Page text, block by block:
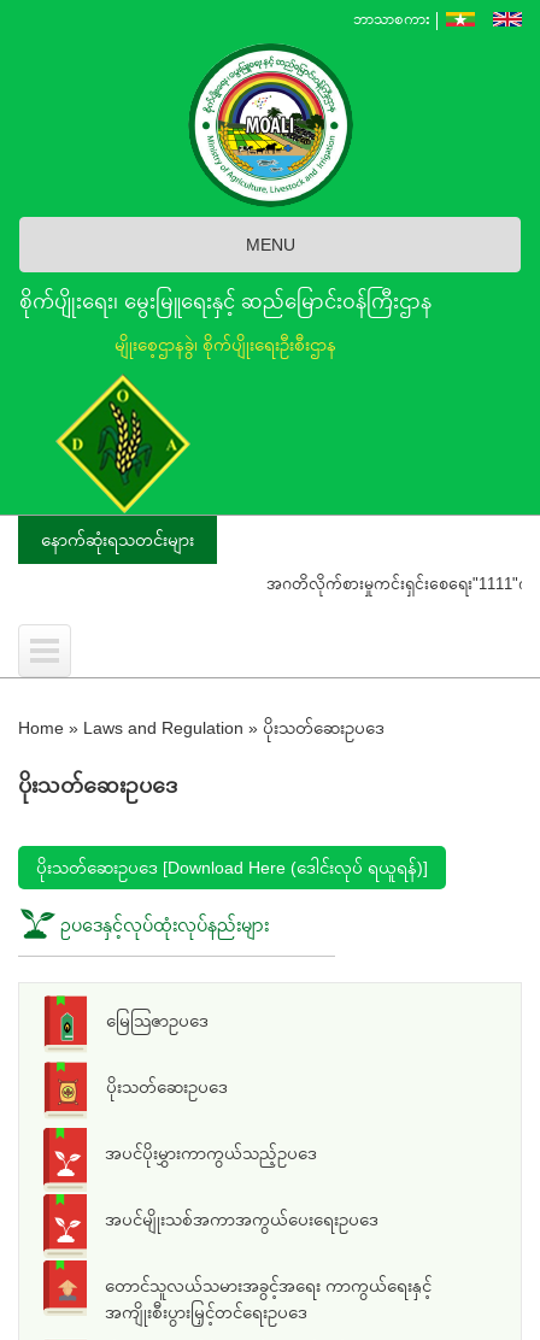
ဘာသာစကား
MENU
စိုက်ပျိုးရေး၊ မွေးမြူရေးနှင့် ဆည်မြောင်း၀န်ကြီးဌာန
မျိုးစေ့ဌာနခွဲ၊ စိုက်ပျိုးရေးဦးစီးဌာန
နောက်ဆုံးရသတင်းများ
အဂတိလိုက်စားမှုကင်းရှင်းစေရေး"1111"ကို ဖ
Home » Laws and Regulation » ပိုးသတ်ဆေးဥပဒေ
ပိုးသတ်ဆေးဥပဒေ
ပိုးသတ်ဆေးဥပဒေ [Download Here (ဒေါင်းလုပ် ရယူရန်)]
ဥပဒေနှင့်လုပ်ထုံးလုပ်နည်းများ
မြေသြဇာဥပဒေ
ပိုးသတ်ဆေးဥပဒေ
အပင်ပိုးမွှားကာကွယ်သည့်ဥပဒေ
အပင်မျိုးသစ်အကာအကွယ်ပေးရေးဥပဒေ
တောင်သူလယ်သမားအခွင့်အရေး ကာကွယ်ရေးနှင့်
အကျိုးစီးပွားမြှင့်တင်ရေးဥပဒေ